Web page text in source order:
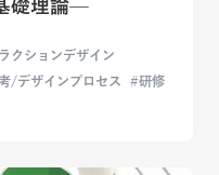
礎理論—
クションデザイン
/デザインプロセス
研修